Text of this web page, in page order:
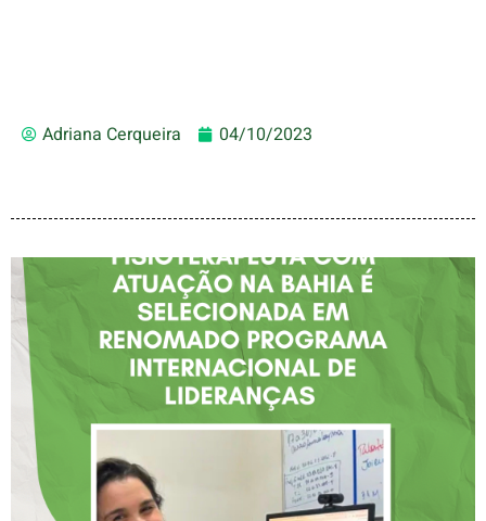
Adriana Cerqueira 04/10/2023
FISIOTERAPEUTA COM
ATUAÇÃO NA BAHIA É
SELECIONADA EM
RENOMADO PROGRAMA
INTERNACIONAL DE
LIDERANÇAS